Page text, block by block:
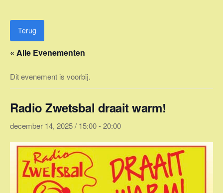
inhoud
Terug
« Alle Evenementen
Dit evenement is voorbij.
Radio Zwetsbal draait warm!
december 14, 2025 / 15:00-20:00